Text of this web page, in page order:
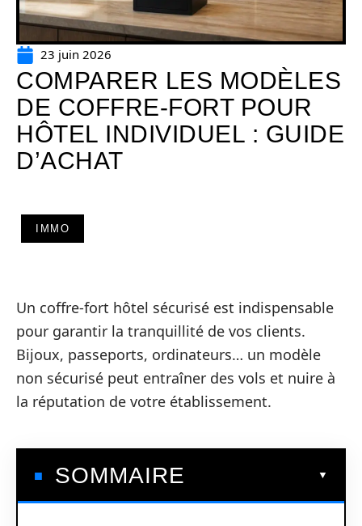
23 juin 2026
COMPARER LES MODÈLES
DE COFFRE-FORT POUR
HÔTEL INDIVIDUEL : GUIDE
D’ACHAT
IMMO
Un coffre-fort hôtel sécurisé est indispensable
pour garantir la tranquillité de vos clients.
Bijoux, passeports, ordinateurs… un modèle
non sécurisé peut entraîner des vols et nuire à
la réputation de votre établissement.
SOMMAIRE